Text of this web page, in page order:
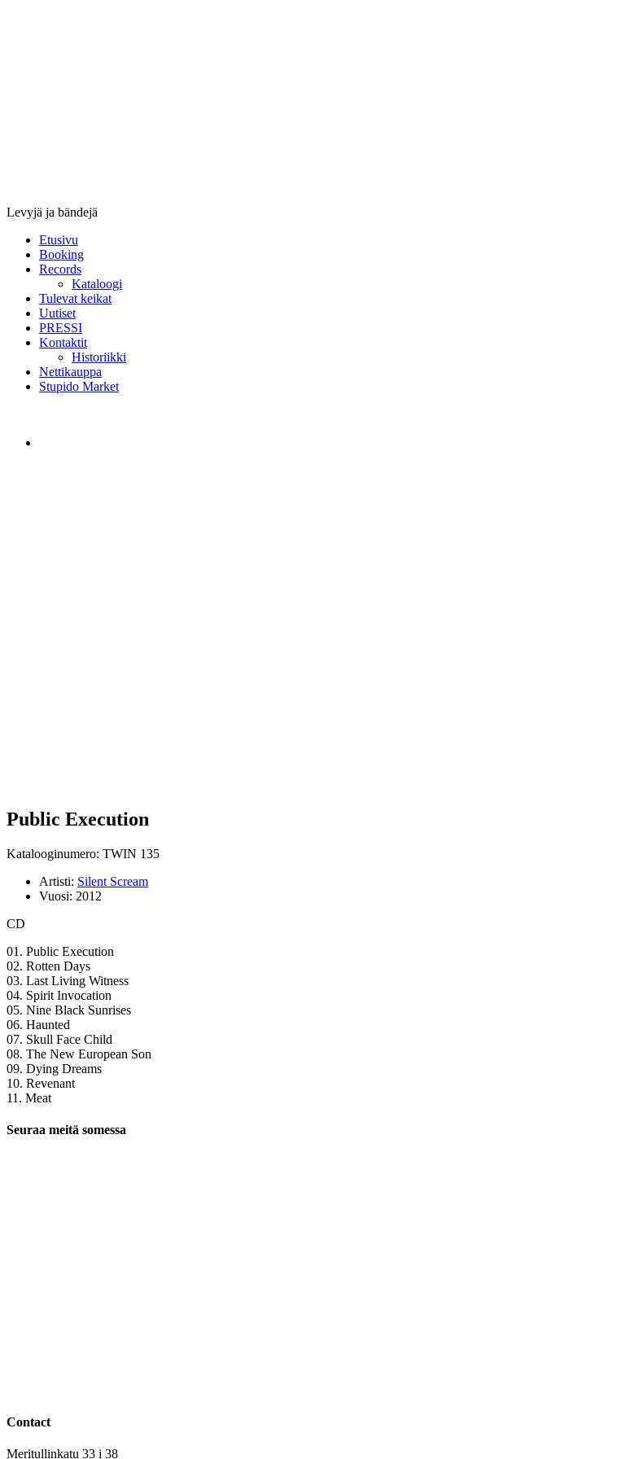
Levyjä ja bändejä
Etusivu
Booking
Records
Kataloogi
Tulevat keikat
Uutiset
PRESSI
Kontaktit
Historiikki
Nettikauppa
Stupido Market
Public Execution
Katalooginumero: TWIN 135
Artisti: Silent Scream
Vuosi: 2012
CD
01. Public Execution
02. Rotten Days
03. Last Living Witness
04. Spirit Invocation
05. Nine Black Sunrises
06. Haunted
07. Skull Face Child
08. The New European Son
09. Dying Dreams
10. Revenant
11. Meat
Seuraa meitä somessa
Contact
Meritullinkatu 33 i 38